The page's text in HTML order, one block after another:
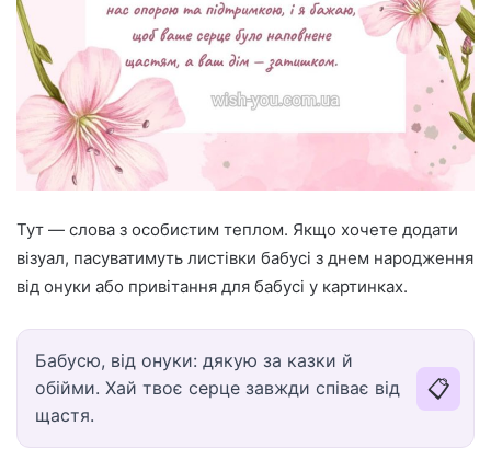
Тут — слова з особистим теплом. Якщо хочете додати
візуал, пасуватимуть листівки бабусі з днем народження
від онуки або привітання для бабусі у картинках.
Бабусю, від онуки: дякую за казки й
обійми. Хай твоє серце завжди співає від
щастя.
📋